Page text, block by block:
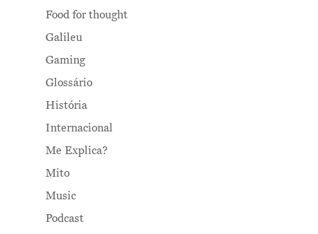
Food for thought
Galileu
Gaming
Glossário
História
Internacional
Me Explica?
Mito
Music
Podcast